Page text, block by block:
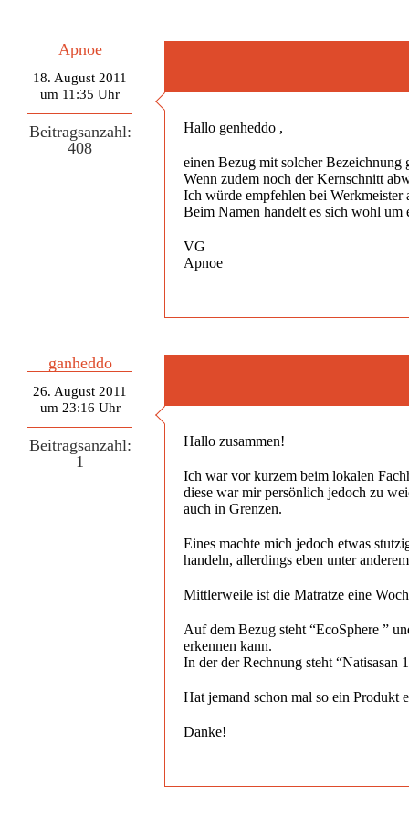
Apnoe
18. August 2011
um 11:35 Uhr
Beitragsanzahl:
408
Hallo genheddo ,
einen Bezug mit solcher
Wenn zudem noch der Kernschnitt
Ich würde empfehlen bei
Beim Namen handelt es sich wohl um
VG
Apnoe
ganheddo
26. August 2011
um 23:16 Uhr
Beitragsanzahl:
1
Hallo zusammen!
Ich war vor kurzem beim lokalen
diese war mir persönlich jedoch zu
auch in Grenzen.
Eines machte mich jedoch etwas
handeln, allerdings eben unter
Mittlerweile ist die Matratze eine
Auf dem Bezug steht “EcoSphere ”
erkennen kann.
In der der Rechnung steht “Natisasan
Hat jemand schon mal so ein Produkt
Danke!